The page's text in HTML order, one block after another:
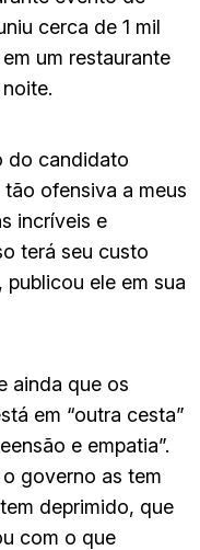
cerca de 1 mil
um restaurante
do candidato
ofensiva a meus
incríveis e
terá seu custo
publicou ele em sua
ainda que os
em “outra cesta”
e empatia”.
governo as tem
deprimido, que
com o que